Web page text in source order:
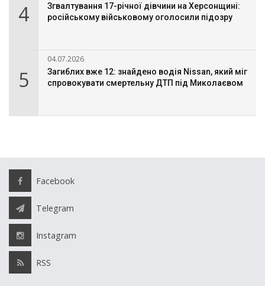
4
Згвалтування 17-річної дівчини на Херсонщині:
російському військовому оголосили підозру
5
04.07.2026
Загиблих вже 12: знайдено водія Nissan, який міг
спровокувати смертельну ДТП під Миколаєвом
Facebook
Telegram
Instagram
RSS